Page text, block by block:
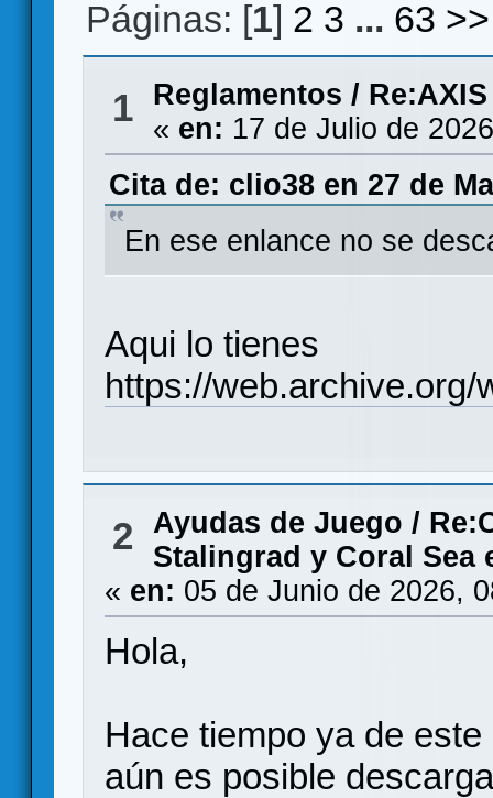
Páginas: [1] 2 3 ... 63 >>
1 Reglamentos /
« en: 17 de Julio de
Cita de: clio38 en 27 de
En ese enlance no se
Aqui lo tienes
https://
2 Ayudas de Juego /
Stalingrad y Coral Sea
« en: 05 de Junio de 2026,
Hola,
Hace tiempo ya de
aún es posible